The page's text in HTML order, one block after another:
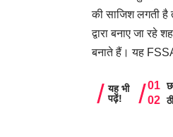
की साजिश लगती है
द्वारा बनाए जा
बनाते हैं। यह
यह भी
पढ़ें!